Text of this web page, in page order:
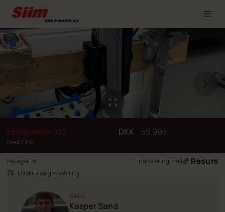
Epropulsion X12
Med 20hk
DKK 59.995
På lager
Finansiering med
Udskriv salgsopstilling
SALG
Kasper Sand